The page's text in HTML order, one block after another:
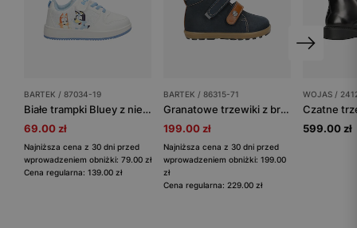
BARTEK / 87034-19
Białe trampki Bluey z niebieskimi wstawkami BARTEK 87034-19
69.00 zł
Najniższa cena z 30 dni przed
wprowadzeniem obniżki: 79.00 zł
Cena regularna: 139.00 zł
BARTEK / 86315-71
Granatowe trzewiki z brązowymi wstawkami BARTEK 86315-71
199.00 zł
Najniższa cena z 30 dni przed
wprowadzeniem obniżki: 199.00
zł
Cena regularna: 229.00 zł
WOJAS /
599.00 zł